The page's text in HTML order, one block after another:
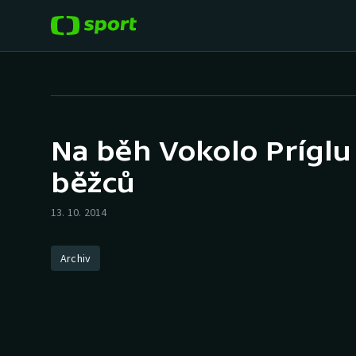
Hokej
Tenis
Cyklistika
Baseball a softbal
Na běh Vokolo
běžců
13. 10. 2014
Archiv